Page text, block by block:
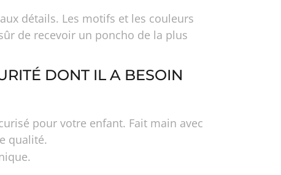
détails. Les motifs et les couleurs
de recevoir un poncho de la plus
DONT IL A BESOIN
pour votre enfant. Fait main avec
qualité.